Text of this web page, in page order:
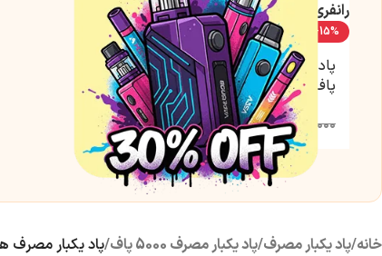
-15%
پاد یکبار مصرف هلو یخ 5000
پاف رانفری
۶۵۰,۰۰۰تومان۵۵۰,۰۰۰تومان
خانه/پاد یکبار مصرف/پاد یکبار مصرف 5000 پاف /پاد یکبار مصرف هلو یخ 5000